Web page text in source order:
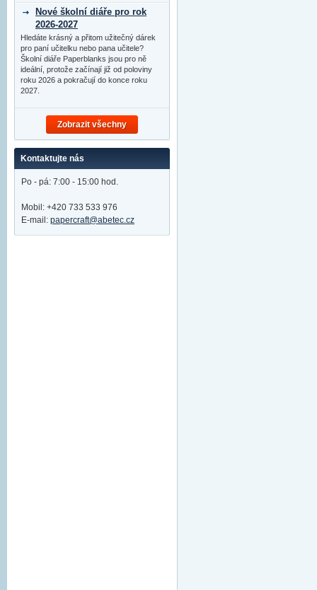
Nové školní diáře pro rok
2026-2027
Hledáte krásný a přitom užitečný dárek
pro paní učitelku nebo pana učitele?
Školní diáře Paperblanks jsou pro ně
ideální, protože začínají již od poloviny
roku 2026 a pokračují do konce roku
2027.
Zobrazit všechny
Kontaktujte nás
Po - pá: 7:00 - 15:00 hod.
Mobil: +420 733 533 976
E-mail: papercraft@abetec.cz